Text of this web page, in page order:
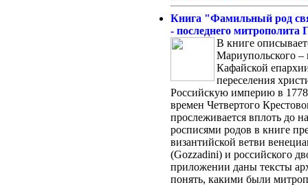
Книга "Фамильный род
- последнего митрополита
В книге
Мариупольского –
Кафайской
переселения
Российскую империю в 1778
времен Четвертого
прослеживается вплоть до
росписями родов в книге
византийской ветви
(Gozzadini) и российского
приложении даны тексты
понять, какими были